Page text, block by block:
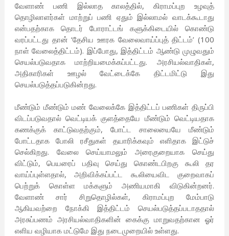
வேளாண் பணி இல்லாத காலத்தில், கிராமப்புற உழவுத்
தொழிலாளர்கள் மாற்றுப் பணி ஏதும் இல்லாமல் வாடக்கூடாது
என்பதற்காக தொடர் போராட்டங் களுக்கிடையில் கொண்டு
வரப்பட்டது தான் ‘தேசிய ஊரக வேலைவாய்ப்புத் திட்டம்’ (100
நாள் வேலைத்திட்டம்). இப்போது, இத்திட்டம் ஆண்டு முழுவதும்
செயல்படுவதாக மாற்றியமைக்கப்பட்டது. அரசியல்வாதிகள்,
அதிகாரிகள் ஊழல் வேட்டைக்கே திட்டமிட்டு இது
செயல்படுத்தப்படுகின்றது.
மீண்டும் மீண்டும் மண் வேலைக்கே இத்திட்டப் பணிகள் திருப்பி
விடப்படுவதால் வெட்டியக் குளத்தையே மீண்டும் வெட்டியதாக
கணக்குக் காட்டுவதற்கும், போட்ட சாலையையே மீண்டும்
போட்டதாக போலி ரசீதுகள் தயாரிக்கவும் எளிதாக இட்டுச்
செல்கிறது. வேலை செய்யாமலும் அரைகுறையாக செய்து
விட்டும், பெயரைப் பதிவு செய்து கொண்டபிறகு கூலி தர
வாய்ப்புள்ளதால், அறிவிக்கப்பட்ட கூலியைவிட குறைவாகப்
பெற்றுக் கொள்ள மக்களும் அணியமாகி விடுகின்றனர்.
வேளாண் சார் சிறுதொழில்கள், கிராமப்புற மேம்பாடு
ஆகியவற்றை நோக்கி இத்திட்டம் செயல்படுத்தப்படாததால்
அரசுப்பணம் அரசியல்வாதிகளின் கைக்கு மாறுவதற்கான ஓர்
எளிய வழியாக மட்டுமே இது நடைமுறையில் உள்ளது.